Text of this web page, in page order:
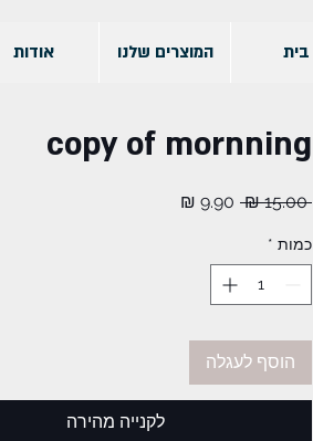
בית המוצרים שלנו אודות
copy of mornning
‏15.00 ‏₪
מחיר
כמות *
הוסף לעגלה
לקנייה מהירה